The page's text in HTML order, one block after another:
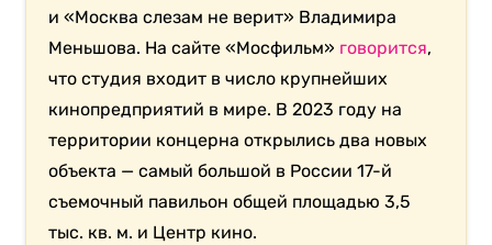
и «Москва слезам не верит» Владимира
Меньшова. На сайте «Мосфильм» говорится,
что студия входит в число крупнейших
кинопредприятий в мире. В 2023 году на
территории концерна открылись два новых
объекта — самый большой в России 17-й
съемочный павильон общей площадью 3,5
тыс. кв. м. и Центр кино.